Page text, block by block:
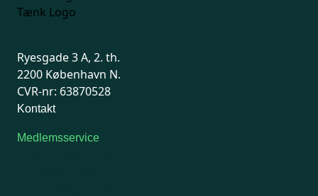
Ryesgade 3 A, 2. th.
2200 København N.
CVR-nr: 63870528
Kontakt
Medlemsservice